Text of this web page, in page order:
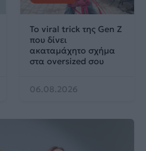
Το viral trick της Gen Z
που δίνει
ακαταμάχητο σχήμα
στα oversized σου
06.08.2026